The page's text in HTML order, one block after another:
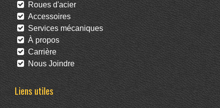
Roues d'acier
Accessoires
Services mécaniques
À propos
Carrière
Nous Joindre
Liens utiles